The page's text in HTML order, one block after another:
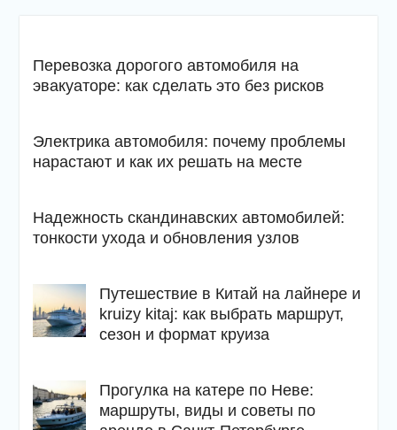
Перевозка дорогого автомобиля на
эвакуаторе: как сделать это без рисков
Электрика автомобиля: почему проблемы
нарастают и как их решать на месте
Надежность скандинавских автомобилей:
тонкости ухода и обновления узлов
Путешествие в Китай на лайнере и
kruizy kitaj: как выбрать маршрут,
сезон и формат круиза
Прогулка на катере по Неве:
маршруты, виды и советы по